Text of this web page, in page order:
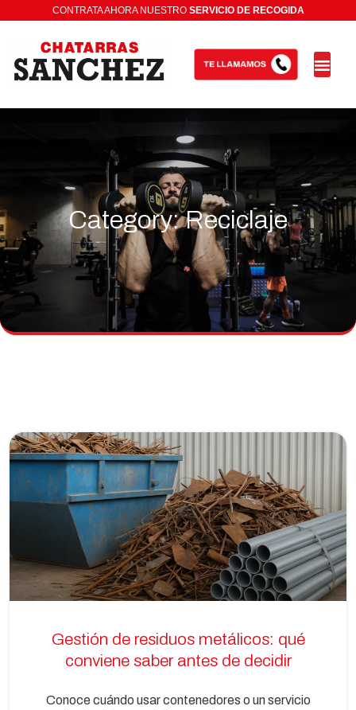
CONTRATA AHORA NUESTRO
Category: Reciclaje
Gestión de residuos metálicos: qué
conviene saber antes de decidir
Conoce cuándo usar contenedores o un servicio